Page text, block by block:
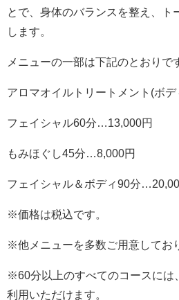
とで、身体のバランスを整え、ト
します。
メニューの一部は下記のとおりで
アロマオイルトリートメント(ボ
フェイシャル60分…13,000円
もみほぐし45分…8,000円
フェイシャル＆ボディ90分
※価格は税込です。
※他メニューを多数ご用意してお
※60分以上のすべてのコースには
利用いただけます。